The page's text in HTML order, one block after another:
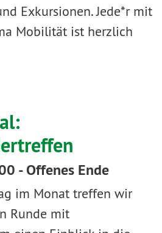
Exkursionen. Jede*r mit
Mobilität ist herzlich
- Offenes Ende
im Monat treffen wir
Runde mit